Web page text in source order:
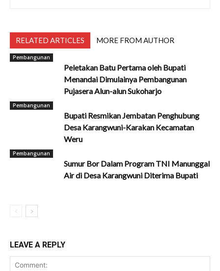
RELATED ARTICLES MORE FROM AUTHOR
Pembangunan
Peletakan Batu Pertama oleh Bupati
Menandai Dimulainya Pembangunan
Pujasera Alun-alun Sukoharjo
Pembangunan
Bupati Resmikan Jembatan Penghubung
Desa Karangwuni-Karakan Kecamatan
Weru
Pembangunan
Sumur Bor Dalam Program TNI Manunggal
Air di Desa Karangwuni Diterima Bupati
LEAVE A REPLY